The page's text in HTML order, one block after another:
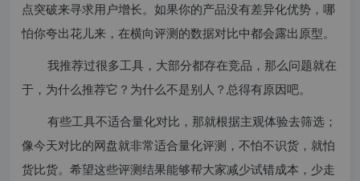
点突破来寻求用户增长。如果你的产品没有差异化优势，哪
怕你夸出花儿来，在横向评测的数据对比中都会露出原型。
我推荐过很多工具，大部分都存在竞品，那么问题就在
于，为什么推荐它？为什么不是别人？总得有原因吧。
有些工具不适合量化对比，那就根据主观体验去筛选；
像今天对比的网盘就非常适合量化评测，不怕不识货，就怕
货比货。希望这些评测结果能够帮大家减少试错成本，少走